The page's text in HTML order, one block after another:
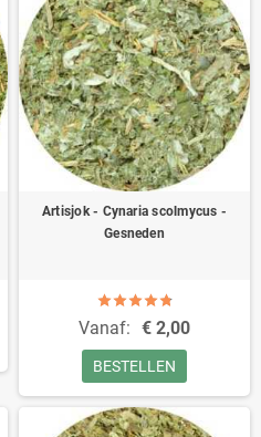
Artisjok - Cynaria scolmycus -
Gesneden
Vanaf: € 2,00
BESTELLEN